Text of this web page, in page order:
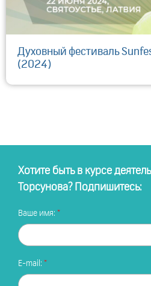
Духовный фестиваль
(2024)
Хотите быть в курсе
Торсунова? Подпишитесь:
Ваше имя:
E-mail: